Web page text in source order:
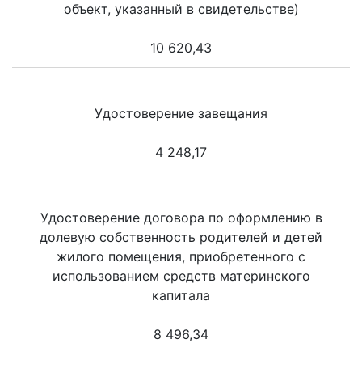
объект, указанный в свидетельстве)
10 620,43
Удостоверение завещания
4 248,17
Удостоверение договора по оформлению в
долевую собственность родителей и детей
жилого помещения, приобретенного с
использованием средств материнского
капитала
8 496,34